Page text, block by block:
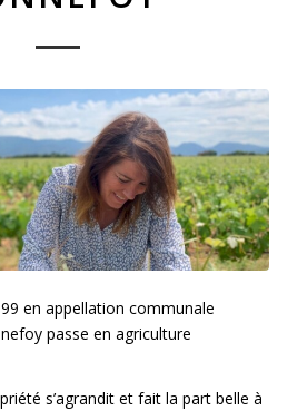
en appellation communale
passe en agriculture
s’agrandit et fait la part belle à